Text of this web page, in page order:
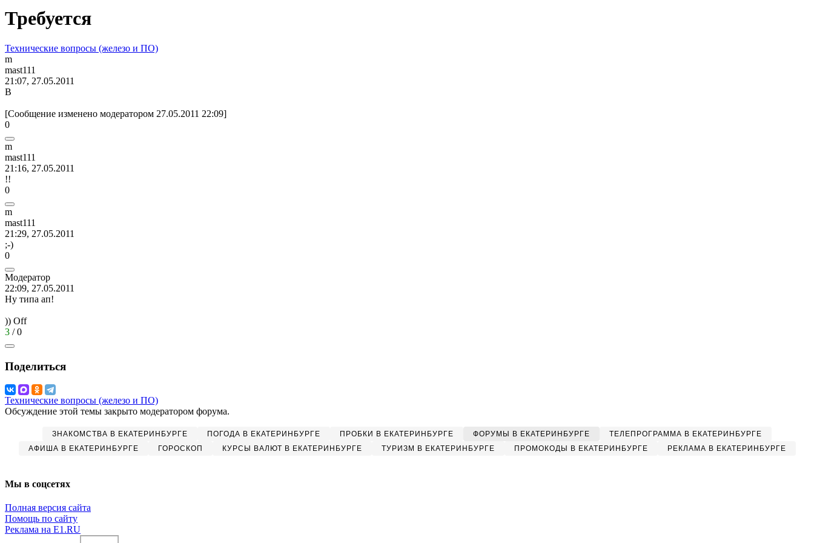
Требуется
Технические вопросы (железо и ПО)
m
mast111
21:07, 27.05.2011
В
[Сообщение изменено модератором 27.05.2011 22:09]
0
m
mast111
21:16, 27.05.2011
!!
0
m
mast111
21:29, 27.05.2011
;-)
0
Модератор
22:09, 27.05.2011
Ну типа ап!
)) Оff
3 /0
Поделиться
Технические вопросы (железо и ПО)
Обсуждение этой темы закрыто модератором форума.
ЗНАКОМСТВА В ЕКАТЕРИНБУРГЕ ПОГОДА В ЕКАТЕРИНБУРГЕ ПРОБКИ В ЕКАТЕРИНБУРГЕ ФОРУМЫ В ЕКАТЕРИНБУРГЕ
ТЕЛЕПРОГРАММА В ЕКАТЕРИНБУРГЕ
АФИША В ЕКАТЕРИНБУРГЕ
ГОРОСКОП КУРСЫ ВАЛЮТ В ЕКАТЕРИНБУРГЕ ТУРИЗМ В ЕКАТЕРИНБУРГЕ ПРОМОКОДЫ В ЕКАТЕРИНБУРГЕ РЕКЛАМА В ЕКАТЕРИНБУРГЕ
Мы в соцсетях
Полная версия сайта
Помощь по сайту
Реклама на E1.RU